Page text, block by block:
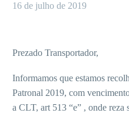
16 de julho de 2019
Prezado Transportador,
Informamos que estamos
Patronal 2019, com
a CLT, art 513 “e” , onde reza